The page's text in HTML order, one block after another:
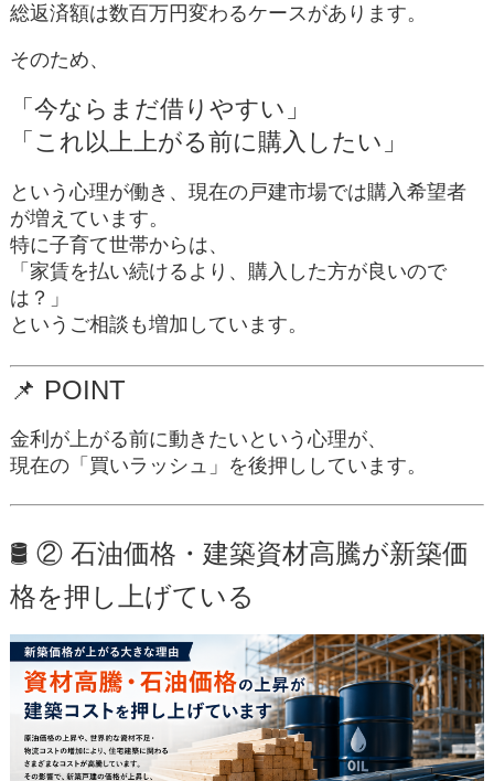
総返済額は数百万円変わるケースがあります。
そのため、
「今ならまだ借りやすい」
「これ以上上がる前に購入したい」
という心理が働き、現在の戸建市場では購入希望者
が増えています。
特に子育て世帯からは、
「家賃を払い続けるより、購入した方が良いので
は？」
というご相談も増加しています。
📌 POINT
金利が上がる前に動きたいという心理が、
現在の「買いラッシュ」を後押ししています。
🛢 ② 石油価格・建築資材高騰が新築価
格を押し上げている